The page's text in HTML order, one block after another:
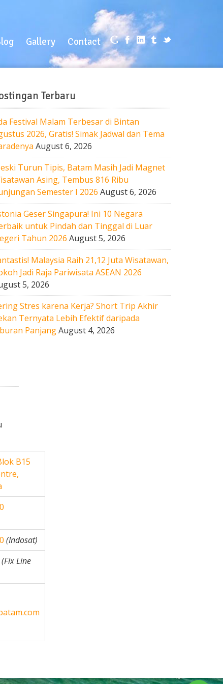
Gallery
Gallery Contact
Contact
Terbaru
Festival Malam Terbesar di Bintan
2026, Gratis! Simak Jadwal dan Tema
August 6, 2026
Turun Tipis, Batam Masih Jadi Magnet
Asing, Tembus 816 Ribu
Semester I 2026 August 6, 2026
Geser Singapura! Ini 10 Negara
untuk Pindah dan Tinggal di Luar
Tahun 2026 August 5, 2026
Malaysia Raih 21,12 Juta Wisatawan,
Jadi Raja Pariwisata ASEAN 2026
5, 2026
Stres karena Kerja? Short Trip Akhir
Ternyata Lebih Efektif daripada
PanjangAugust 4, 2026
B15
(Indosat)
(Fix Line